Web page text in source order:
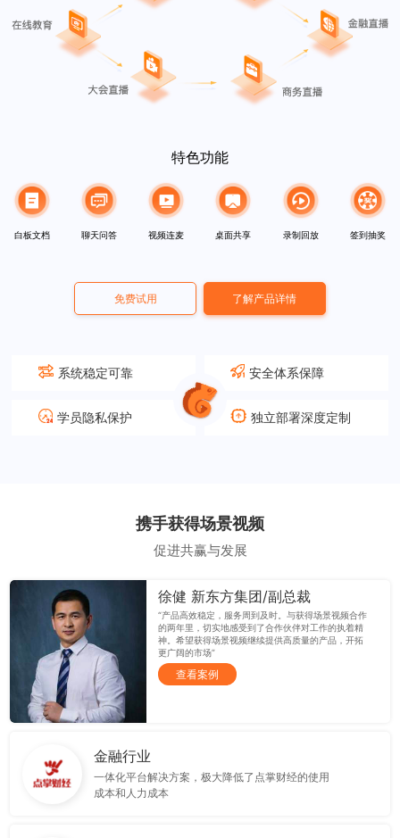
特色功能
白板文档 聊天问答 视频连麦 桌面共享 录制回放 签到抽奖
免费试用 了解产品详情
系统稳定可靠 安全体系保障
学员隐私保护 独立部署深度定制
携手获得场景视频
促进共赢与发展
徐健 新东方集团/副总裁
“产品高效稳定，服务周到及时。与获得场景视频合作
的两年里，切实地感受到了合作伙伴对工作的执着精
神。希望获得场景视频继续提供高质量的产品，开拓
更广阔的市场”
查看案例
金融行业
一体化平台解决方案，极大降低了点掌财经的使用
成本和人力成本